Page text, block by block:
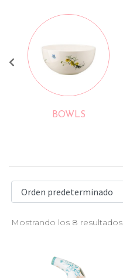
BOWLS
Mostrando los 8 resultados